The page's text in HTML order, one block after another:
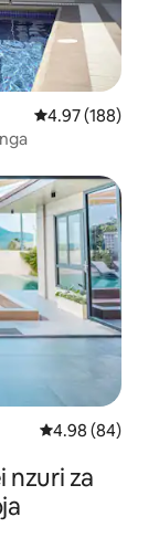
Ukadiriaji wa
4.97 (188)
Ukadiriaji wa
4.98 (84)
nzuri za